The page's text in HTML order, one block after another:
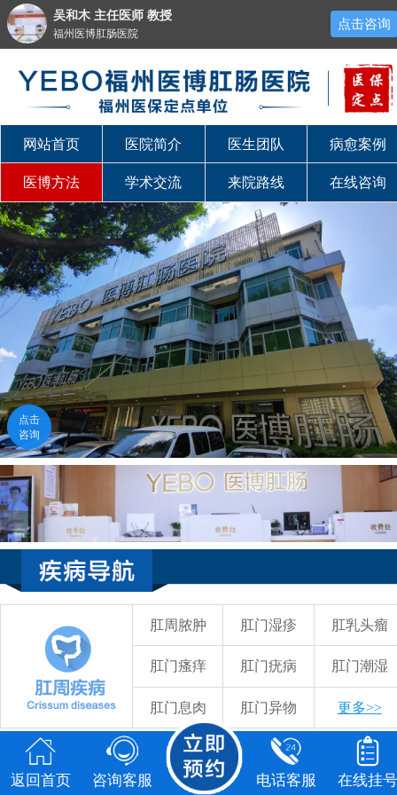
点击
咨询
点击
咨询
返回首页 咨询客服 电话客服 在线挂号